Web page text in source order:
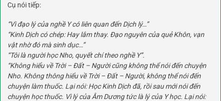
Cụ nói tiếp:
“Vì đạo lý của nghề Y có liên quan đến Dịch lý…”
“Kinh Dịch có chép: Hay lắm thay. Đạo nguyên của quẻ Khôn, vạn
vật nhờ đó mà sinh dục…”
“Tôi là người học Nho, quyết chí theo nghề Y”.
“Không hiểu về Trời – Đất – Người cũng không thể nói đến chuyện
Nho. Không thông hiểu về Trời – Đất – Người, không thể nói đến
chuyện làm thuốc. Lại nói: Học Kinh Dịch đã, rồi sau mới nói đến
chuyện học thuốc. Vì lý của Âm Dương tức là lý của Y học. Lại nói: